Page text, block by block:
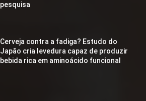
pesquisa
Cerveja contra a fadiga? Estudo do
Japão cria levedura capaz de produzir
bebida rica em aminoácido funcional